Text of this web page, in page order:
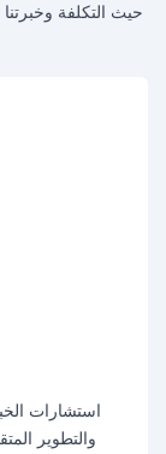
حيث التكلفة
والتطوير